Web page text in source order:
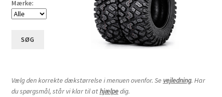
Mærke:
SØG
Vælg den korrekte dækstørrelse i menuen ovenfor. Se vejledning. Har
du spørgsmål, står vi klar til athjælpedig.